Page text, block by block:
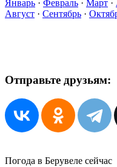
Январь · Февраль · Март ·
Август · Сентябрь ·
Отправьте друзьям:
Погода в Берувеле сейчас